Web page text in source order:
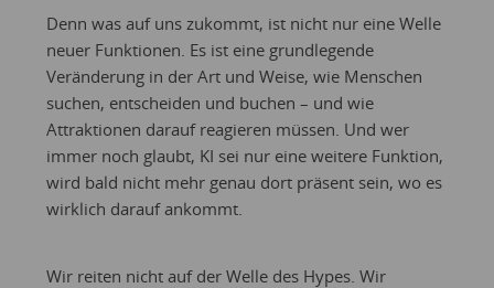
Denn was auf uns zukommt, ist nicht nur eine Welle
neuer Funktionen. Es ist eine grundlegende
Veränderung in der Art und Weise, wie Menschen
suchen, entscheiden und buchen – und wie
Attraktionen darauf reagieren müssen. Und wer
immer noch glaubt, KI sei nur eine weitere Funktion,
wird bald nicht mehr genau dort präsent sein, wo es
wirklich darauf ankommt.
Wir reiten nicht auf der Welle des Hypes. Wir